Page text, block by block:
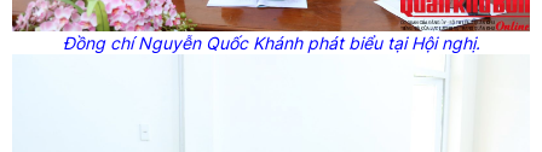
Đồng chí Nguyễn Quốc Khánh phát biểu tại Hội nghị.